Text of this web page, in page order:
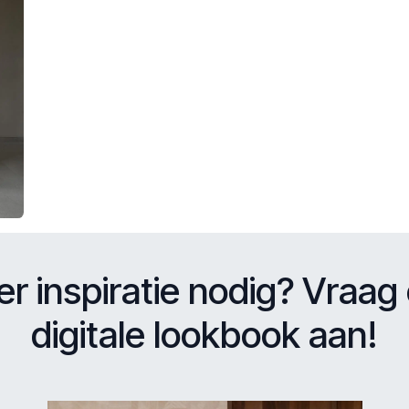
inspiratie nodig? Vraag
digitale lookbook aan!